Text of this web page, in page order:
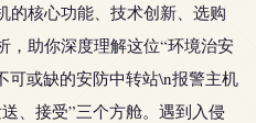
的核心功能、技术创新、选购
，助你深度理解这位“环境治安
可或缺的安防中转站\n报警主机
、接受”三个方舱。遇到入侵